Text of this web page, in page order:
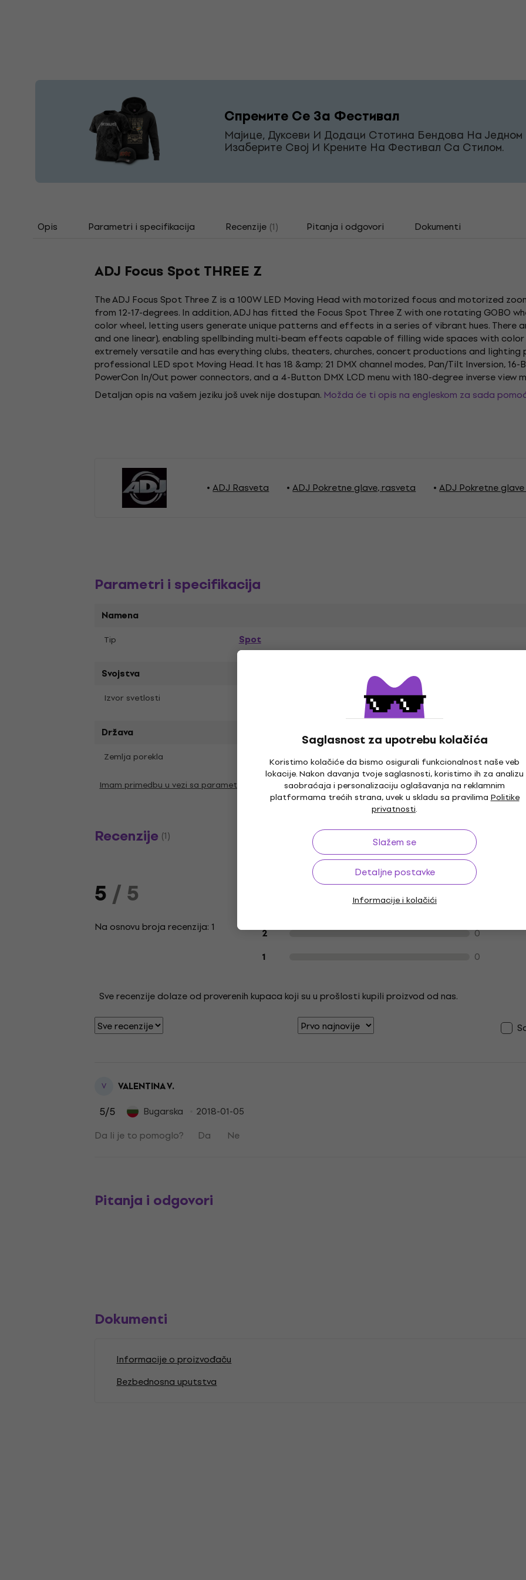
Saglasnost za upotrebu kolačića
Koristimo kolačiće da bismo osigurali funkcionalnost naše veb
lokacije. Nakon davanja tvoje saglasnosti, koristimo ih za analizu
saobraćaja i personalizaciju oglašavanja na reklamnim
platformama trećih strana, uvek u skladu sa pravilimaPolitike
privatnosti.
Slažem se
Detaljne postavke
Informacije i kolačići
Спремите Се За Фестивал
Мајице, Дуксеви И Додаци Стотина Бендова На Једном
Изаберите Свој И Крените На Фестивал Са Стилом.
Opis Parametri i specifikacija Recenzije (1) Pitanja i odgovori Dokumenti
ADJ Focus Spot THREE Z
The ADJ Focus Spot Three Z is a 100W LED Moving Head with motorized focus and motorized
from 12-17-degrees. In addition, ADJ has fitted the Focus Spot Three Z with one rotating GOBO
color wheel, letting users generate unique patterns and effects in a series of vibrant hues. There
and one linear), enabling spellbinding multi-beam effects capable of filling wide spaces with color
extremely versatile and has everything clubs, theaters, churches, concert productions and
professional LED spot Moving Head. It has 18 &amp; 21 DMX channel modes, Pan/Tilt Inversion,
PowerCon In/Out power connectors, and a 4-Button DMX LCD menu with 180-degree inverse view
Detaljan opis na vašem jeziku još uvek nije dostupan. Možda će ti opis na engleskom za sada
ADJ Rasveta ADJ Pokretne glave, rasveta ADJ Pokretne glave
Parametri i specifikacija
Namena
Tip Spot
Svojstva
Izvor svetlosti Tip lasera
Država
Zemlja porekla
Imam primedbu u vezi sa parametrima
Recenzije (1)
5/ 5
Na osnovu broja recenzija: 1
Recenzije kupaca o proizvodu 1
2 0
1 0
Sve recenzije dolaze od proverenih kupaca koji su u prošlosti kupili proizvod od nas.
V VALENTINA V.
5/5 Bugarska
2018-01-05
Da li je to pomoglo?
Da Ne
Pitanja i odgovori
Dokumenti
Informacije o proizvođaču
Bezbednosna uputstva